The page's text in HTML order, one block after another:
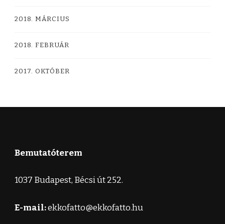
2018. MÁRCIUS
2018. FEBRUÁR
2017. OKTÓBER
Bemutatóterem
1037 Budapest, Bécsi út 252.
E-mail:ekkofatto@ekkofatto.hu